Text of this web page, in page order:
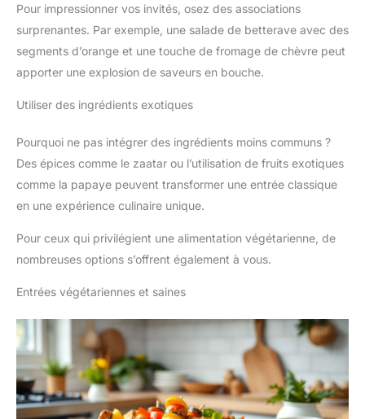
Pour impressionner vos invités, osez des associations
surprenantes. Par exemple, une salade de betterave avec des
segments d’orange et une touche de fromage de chèvre peut
apporter une explosion de saveurs en bouche.
Utiliser des ingrédients exotiques
Pourquoi ne pas intégrer des ingrédients moins communs ?
Des épices comme le zaatar ou l’utilisation de fruits exotiques
comme la papaye peuvent transformer une entrée classique
en une expérience culinaire unique.
Pour ceux qui privilégient une alimentation végétarienne, de
nombreuses options s’offrent également à vous.
Entrées végétariennes et saines